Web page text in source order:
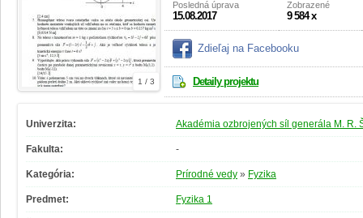
1 / 3
Posledná úprava
15.08.2017
Zobrazené
9 584 x
Zdieľaj na Facebooku
Detaily projektu
Univerzita: Akadémia ozbrojených síl generála M. R.
Fakulta: -
Kategória: Prírodné vedy » Fyzika
Predmet: Fyzika 1